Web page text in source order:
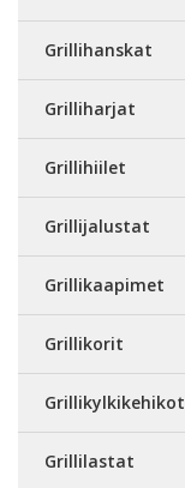
Grillihanskat
Grilliharjat
Grillihiilet
Grillijalustat
Grillikaapimet
Grillikorit
Grillikylkikehikot
Grillilastat